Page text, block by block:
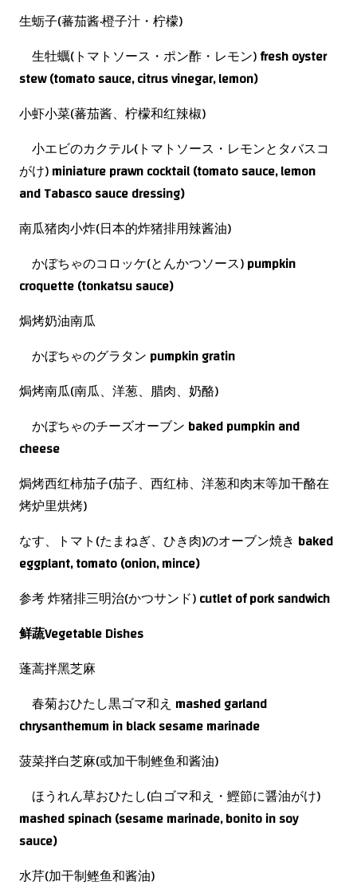
生蛎子(蕃茄酱·橙子汁・柠檬)
生牡蠣(トマトソース・ポン酢・レモン)fresh oyster
stew (tomato sauce, citrus vinegar, lemon)
小虾小菜(蕃茄酱、柠檬和红辣椒)
小エビのカクテル(トマトソース・レモンとタバスコ
がけ)miniature prawn cocktail (tomato sauce, lemon
and Tabasco sauce dressing)
南瓜猪肉小炸(日本的炸猪排用辣酱油)
かぼちゃのコロッケ(とんかつソース)pumpkin
croquette (tonkatsu sauce)
焗烤奶油南瓜
かぼちゃのグラタン pumpkin gratin
焗烤南瓜(南瓜、洋葱、腊肉、奶酪)
かぼちゃのチーズオーブン baked pumpkin and
cheese
焗烤西红柿茄子(茄子、西红柿、洋葱和肉末等加干酪在
烤炉里烘烤)
なす、トマト(たまねぎ、ひき肉)のオーブン焼き baked
eggplant, tomato (onion, mince)
参考 炸猪排三明治(かつサンド)cutlet of pork sandwich
鲜蔬Vegetable Dishes
蓬蒿拌黑芝麻
春菊おひたし黒ゴマ和え mashedgarland
chrysanthemum in black sesame marinade
菠菜拌白芝麻(或加干制鲣鱼和酱油)
ほうれん草おひたし(白ゴマ和え・ 鰹節に醤油がけ)
mashedspinach (sesame marinade, bonito in soy
sauce)
水芹(加干制鲣鱼和酱油)